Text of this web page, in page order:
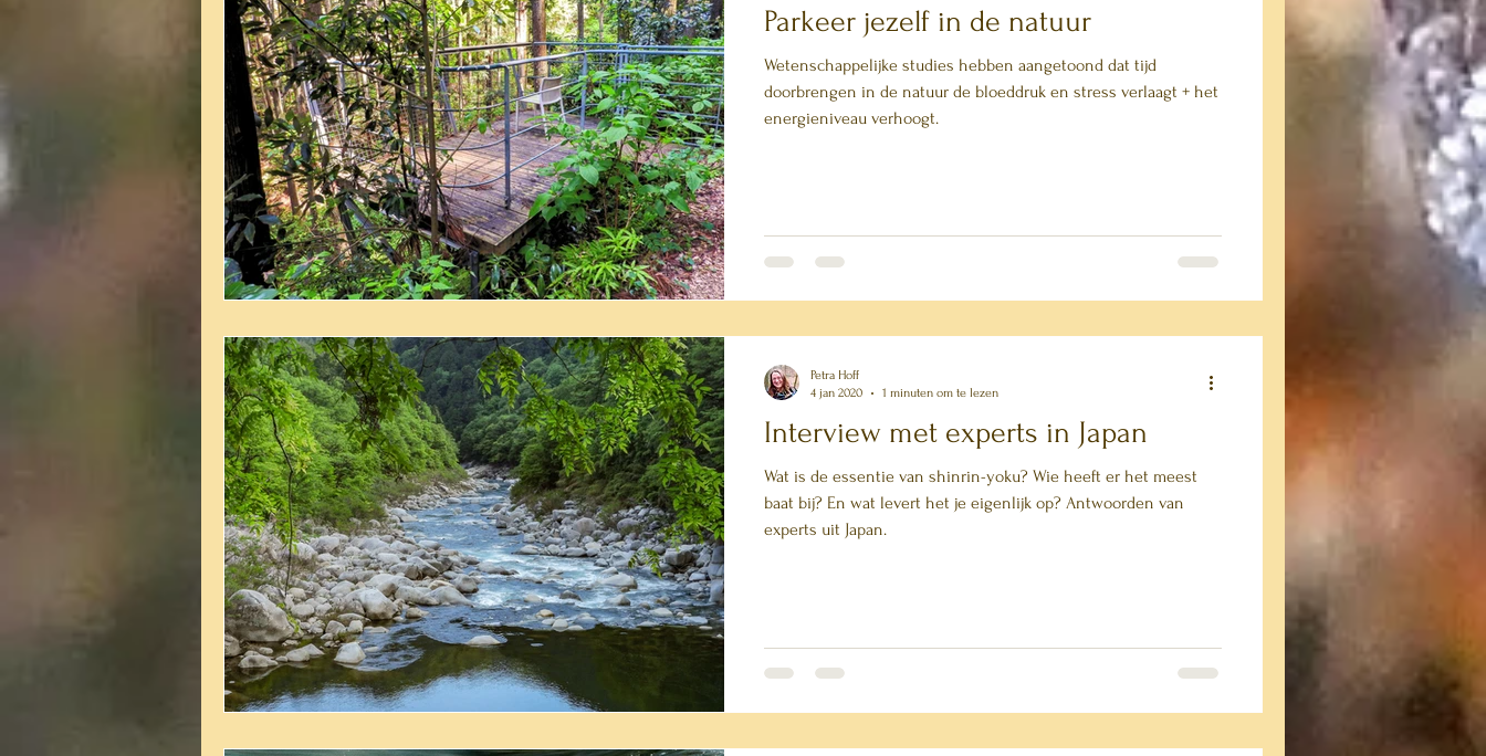
Parkeer jezelf in de natuur
Wetenschappelijke studies hebben aangetoond dat tijd
doorbrengen in de natuur de bloeddruk en stress verlaagt + het
energieniveau verhoogt.
Interview met experts in Japan
Wat is de essentie van shinrin-yoku? Wie heeft er het meest
baat bij? En wat levert het je eigenlijk op? Antwoorden van
experts uit Japan.
Petra Hoff
4 jan 2020
1 minuten om te lezen